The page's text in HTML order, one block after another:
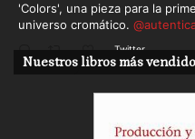
'Colors', una pieza para la
universo cromático.
Twitter
Nuestros libros más